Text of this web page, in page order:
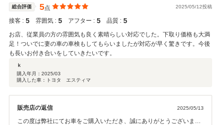
総合評価 5点 2025/05/12投稿
接客 : 5 雰囲気 : 5 アフター : 5 品質 : 5
お店、従業員の方の雰囲気も良く素晴らしい対応でした。下取り価格も大満
足！ついでに妻の車の車検もしてもらいましたが対応が早く驚きです。今後
も長いお付き合いをしていきたいです。
ｋ
購入年月： 2025/03
購入した車：トヨタ エスティマ
販売店の返信 2025/05/13
この度は弊社にてお車をご購入いただき、誠にありがとうございまし